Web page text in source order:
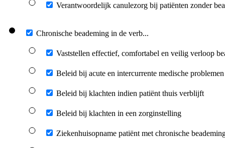
Verantwoordelijk canulezorg bij patiënten zonder
Chronische beademing in de verb...
Vaststellen effectief, comfortabel en veilig verloop
Beleid bij acute en intercurrente medische problemen
Beleid bij klachten indien patiënt thuis verblijft
Beleid bij klachten in een zorginstelling
Ziekenhuisopname patiënt met chronische